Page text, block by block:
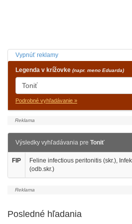
Vypnúť reklamy
Legenda v krížovke (napr. meno Eduarda)
Podrobné vyhľadávanie »
Výsledky vyhľadávania pre Toniť
FIP
Feline infectious peritonitis (skr.),
(odb.skr.)
Posledné hľadania